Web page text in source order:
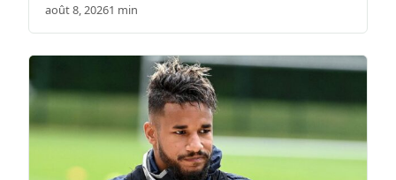
août 8, 20261 min